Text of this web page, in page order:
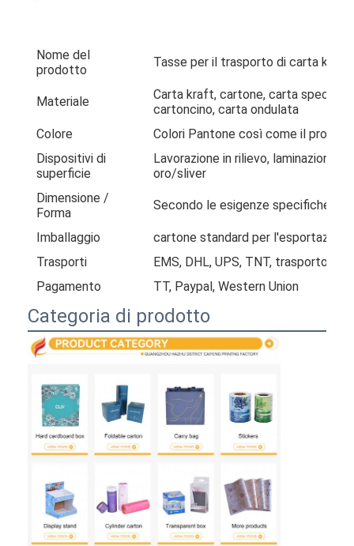
Nome del
prodotto
Tasse per il trasporto di carta kraft
Materiale
Carta kraft, cartone, carta
cartoncino, carta ondulata
Colore
Colori Pantone così come il
Dispositivi di
superficie
Lavorazione in rilievo, laminazione
oro/sliver
Dimensione /
Forma
Secondo le esigenze specifiche
Imballaggio
cartone standard per l'esportazione
Trasporti
EMS, DHL, UPS, TNT, trasporto
Pagamento
TT, Paypal, Western Union
Categoria di prodotto